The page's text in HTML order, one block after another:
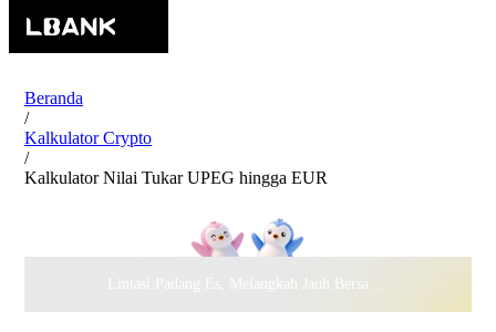
Beranda
/
Kalkulator Crypto
/
Kalkulator Nilai Tukar UPEG hingga EUR
Lintasi Padang Es, Melangkah Jauh Bersama · Rayakan